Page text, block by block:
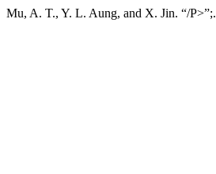
Mu, A. T., Y. L. Aung, and X. Jin. “/P>”;.